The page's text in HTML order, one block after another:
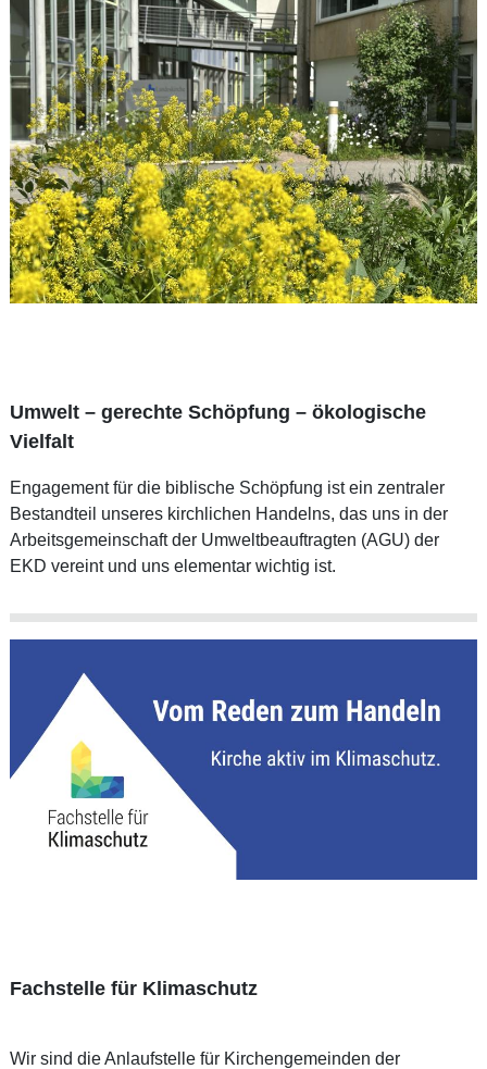
Umwelt – gerechte Schöpfung – ökologische
Vielfalt
Engagement für die biblische Schöpfung ist ein zentraler
Bestandteil unseres kirchlichen Handelns, das uns in der
Arbeitsgemeinschaft der Umweltbeauftragten (AGU) der
EKD vereint und uns elementar wichtig ist.
Fachstelle für Klimaschutz
Wir sind die Anlaufstelle für Kirchengemeinden der